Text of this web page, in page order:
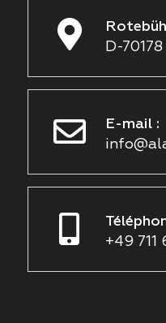
D-
E-mail :
+49